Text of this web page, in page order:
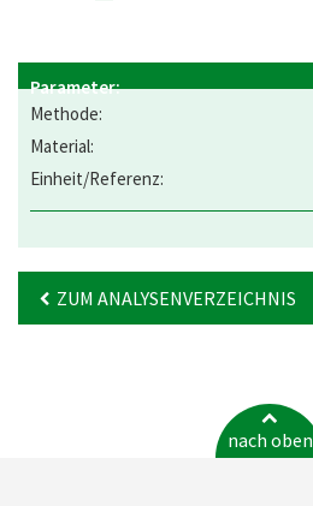
ZUM ANALYSENVERZEICHNIS
nach oben